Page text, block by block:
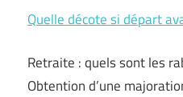
Quelle décote si départ
Retraite : quels sont les
Obtention d’une